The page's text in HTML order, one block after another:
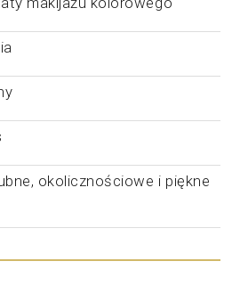
okolicznościowe i piękne